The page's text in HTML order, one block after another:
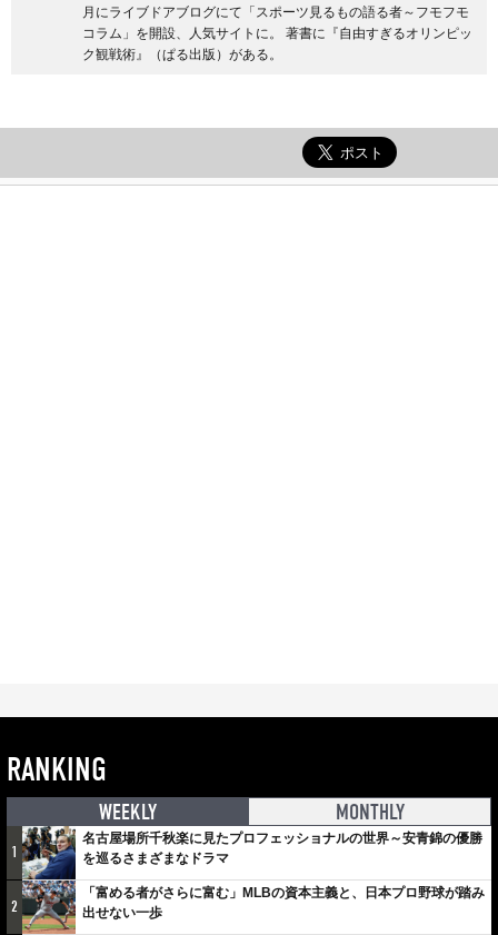
月にライブドアブログにて「スポーツ見るもの語る者～フモフモ
コラム」を開設、人気サイトに。 著書に『自由すぎるオリンピッ
ク観戦術』（ぱる出版）がある。
RANKING
WEEKLY MONTHLY
1
名古屋場所千秋楽に見たプロフェッショナルの世界～安青錦の優勝
を巡るさまざまなドラマ
2
「富める者がさらに富む」MLBの資本主義と、日本プロ野球が踏み
出せない一歩